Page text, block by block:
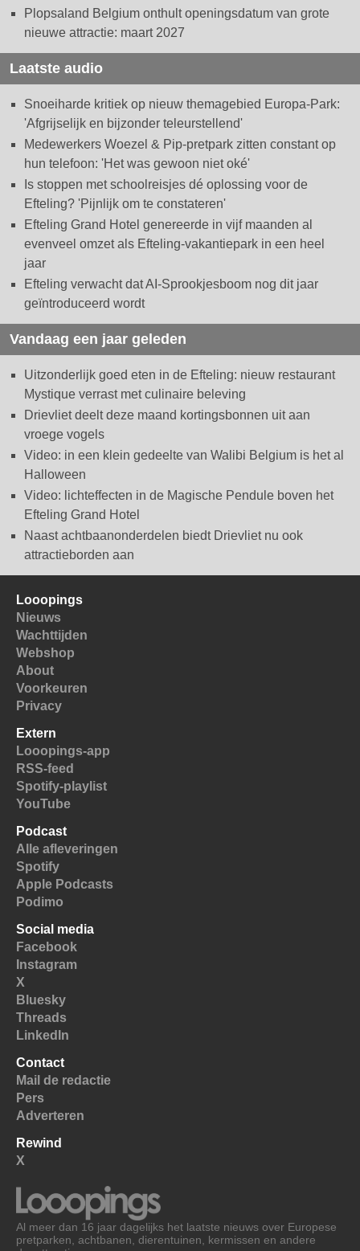
Plopsaland Belgium onthult openingsdatum van grote
nieuwe attractie: maart 2027
Laatste audio
Snoeiharde kritiek op nieuw themagebied Europa-Park:
'Afgrijselijk en bijzonder teleurstellend'
Medewerkers Woezel & Pip-pretpark zitten constant op
hun telefoon: 'Het was gewoon niet oké'
Is stoppen met schoolreisjes dé oplossing voor de
Efteling? 'Pijnlijk om te constateren'
Efteling Grand Hotel genereerde in vijf maanden al
evenveel omzet als Efteling-vakantiepark in een heel
jaar
Efteling verwacht dat AI-Sprookjesboom nog dit jaar
geïntroduceerd wordt
Vandaag een jaar geleden
Uitzonderlijk goed eten in de Efteling: nieuw restaurant
Mystique verrast met culinaire beleving
Drievliet deelt deze maand kortingsbonnen uit aan
vroege vogels
Video: in een klein gedeelte van Walibi Belgium is het al
Halloween
Video: lichteffecten in de Magische Pendule boven het
Efteling Grand Hotel
Naast achtbaanonderdelen biedt Drievliet nu ook
attractieborden aan
Looopings
Nieuws
Wachttijden
Webshop
About
Voorkeuren
Privacy
Extern
Looopings-app
RSS-feed
Spotify-playlist
YouTube
Podcast
Alle afleveringen
Spotify
Apple Podcasts
Podimo
Social media
Facebook
Instagram
X
Bluesky
Threads
LinkedIn
Contact
Mail de redactie
Pers
Adverteren
Rewind
X
Al meer dan 16 jaar dagelijks het laatste nieuws over Europese
pretparken, achtbanen, dierentuinen, kermissen en andere